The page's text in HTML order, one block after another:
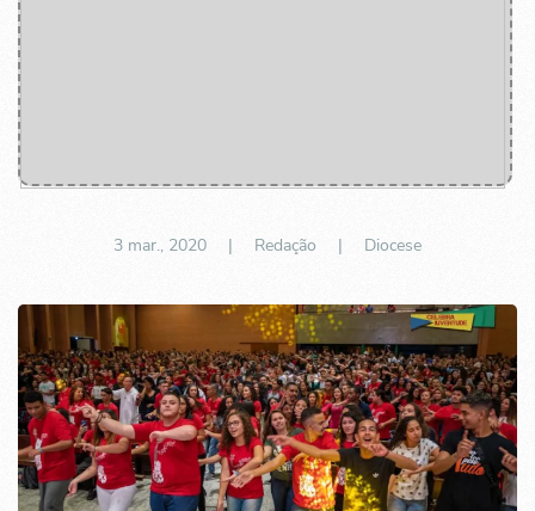
3 mar., 2020 | Redação | Diocese